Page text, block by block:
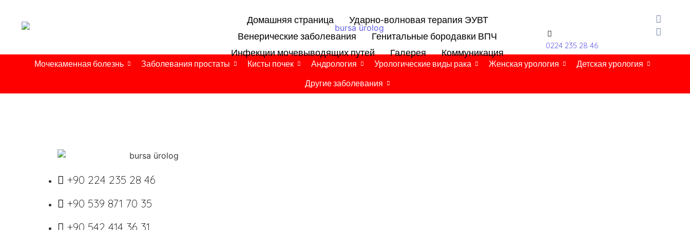
Домашняя страница
Ударно-волновая терапия ЭУВТ
Венерические заболевания
Генитальные бородавки ВПЧ
Инфекции мочевыводящих путей
Галерея Коммуникация
0224 235 28 46
Мочекаменная болезнь Заболевания простаты Кисты почек Андрология Урологические виды рака Женская урология Детская урология
Другие заболевания
+90 224 235 28 46
+90 539 871 70 35
+90 542 414 36 31